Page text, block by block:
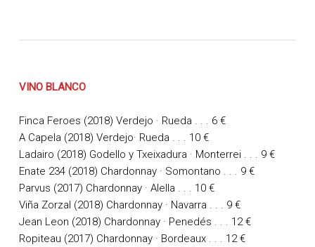
VINO BLANCO
Finca Feroes (2018) Verdejo · Rueda . . . 6 €
A Capela (2018) Verdejo· Rueda . . . 10 €
Ladairo (2018) Godello y Txeixadura · Monterrei . . . 9 €
Enate 234 (2018) Chardonnay · Somontano . . . 9 €
Parvus (2017) Chardonnay · Alella . . . 10 €
Viña Zorzal (2018) Chardonnay · Navarra . . . 9 €
Jean Leon (2018) Chardonnay · Penedés . . . 12 €
Ropiteau (2017) Chardonnay · Bordeaux . . . 12 €